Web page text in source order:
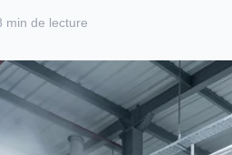
min de lecture